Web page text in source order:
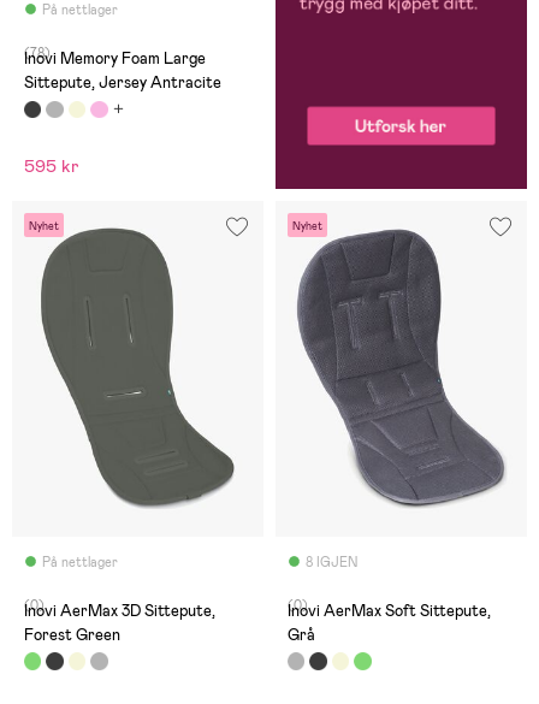
På nettlager
(78)
Inovi Memory Foam Large
Sittepute, Jersey Antracite
595 kr
Nyhet
På nettlager
(0)
Inovi AerMax 3D Sittepute,
Forest Green
Nyhet
8 IGJEN
(0)
Inovi AerMax Soft Sittepute,
Grå